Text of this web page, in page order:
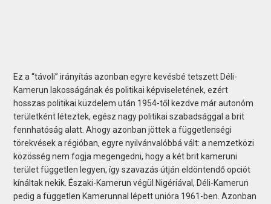
Ez a “távoli” irányítás azonban egyre kevésbé tetszett Déli-
Kamerun lakosságának és politikai képviseletének, ezért
hosszas politikai küzdelem után 1954-től kezdve már autonóm
területként léteztek, egész nagy politikai szabadsággal a brit
fennhatóság alatt. Ahogy azonban jöttek a függetlenségi
törekvések a régióban, egyre nyilvánvalóbbá vált: a nemzetközi
közösség nem fogja megengedni, hogy a két brit kameruni
terület független legyen, így szavazás útján eldöntendő opciót
kínáltak nekik. Északi-Kamerun végül Nigériával, Déli-Kamerun
pedig a független Kamerunnal lépett unióra 1961-ben. Azonban